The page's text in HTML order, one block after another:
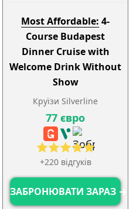
Most Affordable: 4-
Course Budapest
Dinner Cruise with
Welcome Drink Without
Show
Круїзи Silverline
+220 відгуків
77 євро
ЗАБРОНЮВАТИ ЗАРАЗ →